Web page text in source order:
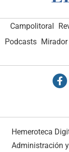
Campolitoral
Podcasts
Hemeroteca
Administración